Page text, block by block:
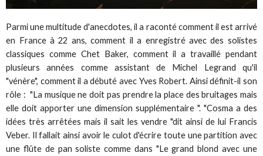
Parmi une multitude d'anecdotes, il a raconté comment il est arrivé
en France à 22 ans, comment il a enregistré avec des solistes
classiques comme Chet Baker, comment il a travaillé pendant
plusieurs années comme assistant de Michel Legrand qu'il
"vénère", comment il a débuté avec Yves Robert. Ainsi définit-il son
rôle : "La musique ne doit pas prendre la place des bruitages mais
elle doit apporter une dimension supplémentaire ". "Cosma a des
idées très arrêtées mais il sait les vendre "dit ainsi de lui Francis
Veber. Il fallait ainsi avoir le culot d'écrire toute une partition avec
une flûte de pan soliste comme dans "Le grand blond avec une